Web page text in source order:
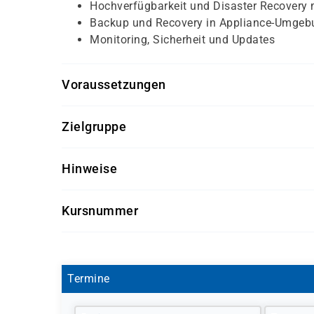
Hochverfügbarkeit und Disaster Recovery
Backup und Recovery in Appliance-
Monitoring, Sicherheit und Updates
Voraussetzungen
Grundlagen von Hochverfügbarkeit und
Zielgruppe
betreiben
Hinweise
Kursnummer
Termine